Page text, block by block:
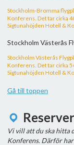
Stockholm-Bromma
Konferens. Det tar cirka
Sigtunahöjden Hotell &
Stockholm Västerås
Stockholm Västerås
Konferens. Det tar cirka
Sigtunahöjden Hotell &
Gå till toppen
Vi vill att du ska hitta
Konferens. Därför